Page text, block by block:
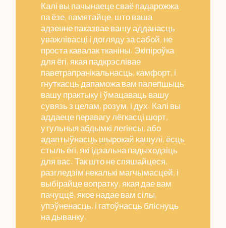
Калі вы пачынаеце сваё падарожжа
па ёзе, памятайце, што ваша
адзенне паказвае вашу адданасць
уважлівасці і догляду за сабой, не
проста кавалак тканіны. Экіпіроўка
для ёгі, якая падкрэслівае
паветрапранікальнасць, камфорт, і
гнуткасць дапаможа вам палепшыць
вашу практыку і ўмацаваць вашу
сувязь з целам, розум, і дух. Калі вы
аддаеце перавагу лёгкасці шорт,
утульныя абдымкі легінсы, або
адаптыўнасць шырокай кашулі, ёсць
стыль ёгі, які ідэальна падыходзіць
для вас. Так што не спяшайцеся,
разгледзім некалькі магчымасцей, і
выбірайце вопратку, якая дае вам
пачуццё, якое надае вам сілы,
упэўненасць, і гатоўнасць бліснуць
на дыванку.